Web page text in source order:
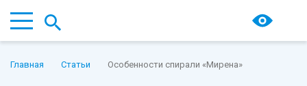
Главная Статьи Особенности спирали «Мирена»